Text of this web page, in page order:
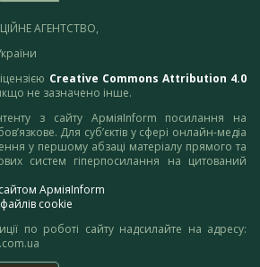
АГЕНТСТВО,
Creative Commons Attribution 4.0
не зазначено інше.
з сайту АрміяInform посилання на
Для суб’єктів у сфері онлайн-медіа
у першому абзаці матеріалу прямого та
систем гіперпосилання на цитований
АрміяInform
cookie
по роботі сайту надсилайте на адресу: